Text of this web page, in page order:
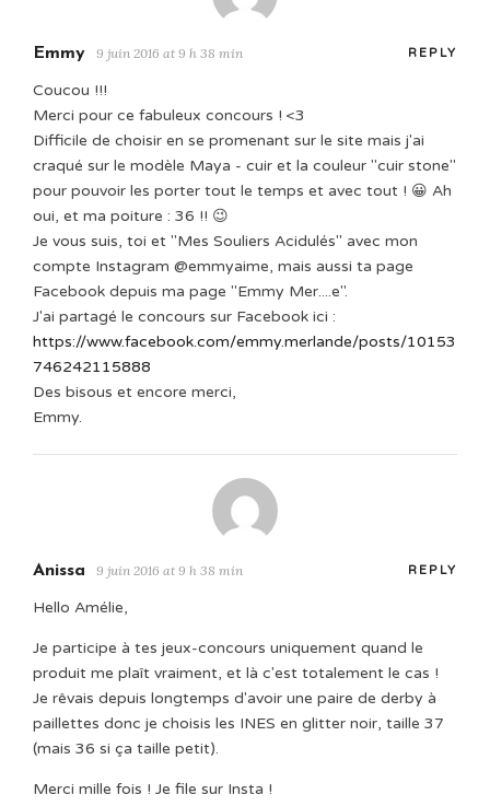
Emmy 9 juin 2016 at 9 h 38 min REPLY
Coucou !!!
Merci pour ce fabuleux concours ! <3
Difficile de choisir en se promenant sur le site mais j'ai
craqué sur le modèle Maya - cuir et la couleur "cuir stone"
pour pouvoir les porter tout le temps et avec tout ! 😀 Ah
oui, et ma poiture : 36 !! 😉
Je vous suis, toi et "Mes Souliers Acidulés" avec mon
compte Instagram @emmyaime, mais aussi ta page
Facebook depuis ma page "Emmy Mer....e".
J'ai partagé le concours sur Facebook ici :
https://www.facebook.com/emmy.merlande/posts/10153
746242115888
Des bisous et encore merci,
Emmy.
Anissa 9 juin 2016 at 9 h 38 min REPLY
Hello Amélie,
Je participe à tes jeux-concours uniquement quand le
produit me plaît vraiment, et là c'est totalement le cas !
Je rêvais depuis longtemps d'avoir une paire de derby à
paillettes donc je choisis les INES en glitter noir, taille 37
(mais 36 si ça taille petit).
Merci mille fois ! Je file sur Insta !